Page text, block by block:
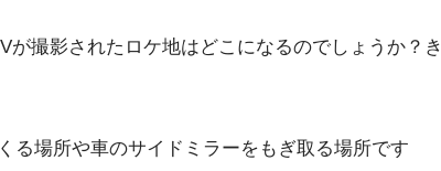
が撮影されたロケ地はどこになるのでしょうか？き
る場所や車のサイドミラーをもぎ取る場所です